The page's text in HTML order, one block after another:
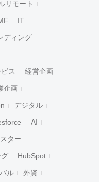
リモート
IT
ディング
ス 経営企画
企画
デジタル
AI
ター
HubSpot
ル 外資